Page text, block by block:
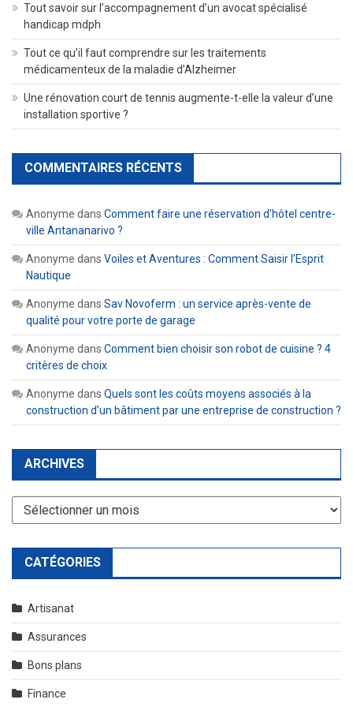
Tout savoir sur l’accompagnement d’un avocat spécialisé
handicap mdph
Tout ce qu’il faut comprendre sur les traitements
médicamenteux de la maladie d’Alzheimer
Une rénovation court de tennis augmente-t-elle la valeur d’une
installation sportive ?
COMMENTAIRES RÉCENTS
Anonyme dans Comment faire une réservation d’hôtel centre-
ville Antananarivo ?
Anonyme dans Voiles et Aventures : Comment Saisir l’Esprit
Nautique
Anonyme dans Sav Novoferm : un service après-vente de
qualité pour votre porte de garage
Anonyme dans Comment bien choisir son robot de cuisine ? 4
critères de choix
Anonyme dans Quels sont les coûts moyens associés à la
construction d’un bâtiment par une entreprise de construction ?
ARCHIVES
Archives
CATÉGORIES
Artisanat
Assurances
Bons plans
Finance